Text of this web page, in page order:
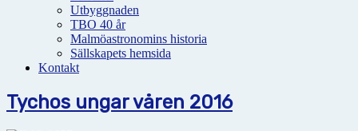
Utbyggnaden
TBO 40 år
Malmöastronomins historia
Sällskapets hemsida
Kontakt
Tychos ungar våren 2016